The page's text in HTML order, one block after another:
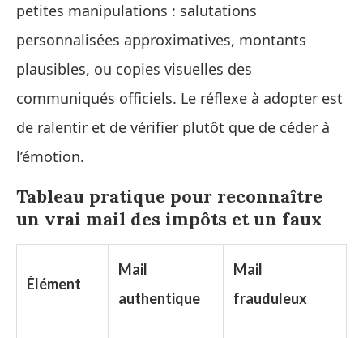
petites manipulations : salutations
personnalisées approximatives, montants
plausibles, ou copies visuelles des
communiqués officiels. Le réflexe à adopter est
de ralentir et de vérifier plutôt que de céder à
l’émotion.
Tableau pratique pour reconnaître
un vrai mail des impôts et un faux
Élément
Mail
authentique
Mail
frauduleux